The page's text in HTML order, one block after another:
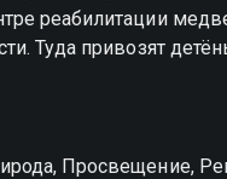
реабилитации
Туда привозят
без матери, со всего
Просвещение,